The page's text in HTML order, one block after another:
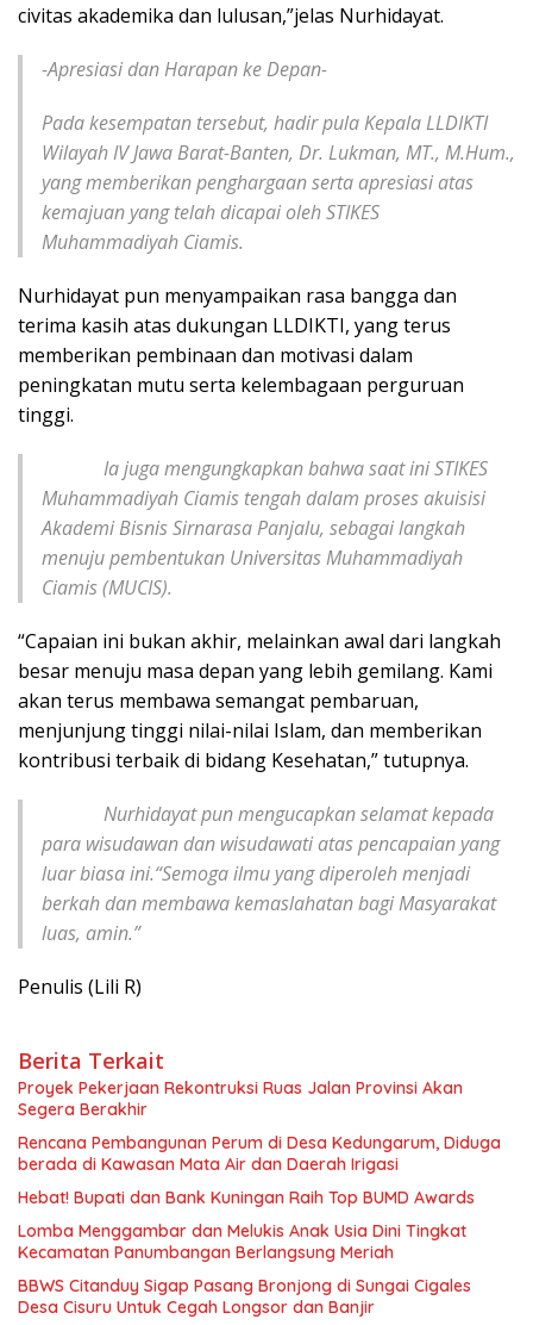
civitas akademika dan lulusan,”jelas Nurhidayat.
-Apresiasi dan Harapan ke Depan-
Pada kesempatan tersebut, hadir pula Kepala LLDIKTI
Wilayah IV Jawa Barat-Banten, Dr. Lukman, MT., M.Hum.,
yang memberikan penghargaan serta apresiasi atas
kemajuan yang telah dicapai oleh STIKES
Muhammadiyah Ciamis.
Nurhidayat pun menyampaikan rasa bangga dan
terima kasih atas dukungan LLDIKTI, yang terus
memberikan pembinaan dan motivasi dalam
peningkatan mutu serta kelembagaan perguruan
tinggi.
Ia juga mengungkapkan bahwa saat ini STIKES
Muhammadiyah Ciamis tengah dalam proses akuisisi
Akademi Bisnis Sirnarasa Panjalu, sebagai langkah
menuju pembentukan Universitas Muhammadiyah
Ciamis (MUCIS).
“Capaian ini bukan akhir, melainkan awal dari langkah
besar menuju masa depan yang lebih gemilang. Kami
akan terus membawa semangat pembaruan,
menjunjung tinggi nilai-nilai Islam, dan memberikan
kontribusi terbaik di bidang Kesehatan,” tutupnya.
Nurhidayat pun mengucapkan selamat kepada
para wisudawan dan wisudawati atas pencapaian yang
luar biasa ini.“Semoga ilmu yang diperoleh menjadi
berkah dan membawa kemaslahatan bagi Masyarakat
luas, amin.”
Penulis (Lili R)
Berita Terkait
Proyek Pekerjaan Rekontruksi Ruas Jalan Provinsi Akan
Segera Berakhir
Rencana Pembangunan Perum di Desa Kedungarum, Diduga
berada di Kawasan Mata Air dan Daerah Irigasi
Hebat! Bupati dan Bank Kuningan Raih Top BUMD Awards
Lomba Menggambar dan Melukis Anak Usia Dini Tingkat
BBWS Citanduy Sigap Pasang Bronjong di Sungai Cigales
Desa Cisuru Untuk Cegah Longsor dan Banjir